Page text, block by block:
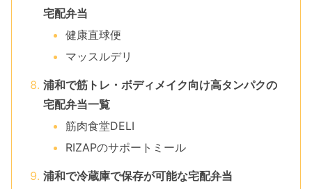
宅配弁当
健康直球便
マッスルデリ
浦和で筋トレ・ボディメイク向け高タンパクの
宅配弁当一覧
筋肉食堂DELI
RIZAPのサポートミール
浦和で冷蔵庫で保存が可能な宅配弁当